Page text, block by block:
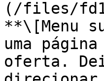
(/files/
**\[Menu
uma
oferta.